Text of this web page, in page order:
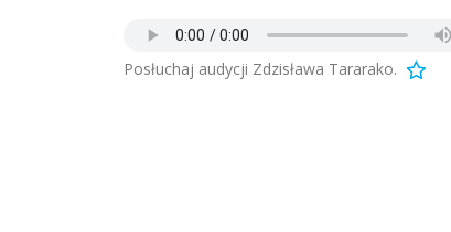
Posłuchaj audycji Zdzisława Tararako.